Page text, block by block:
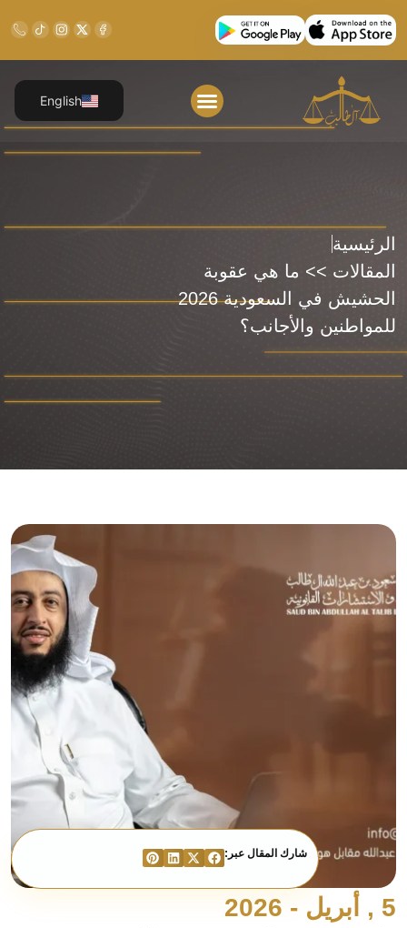
English
الرئيسية
المقالات >> ما هي عقوبة
الحشيش في السعودية 2026
للمواطنين والأجانب؟
شارك المقال عبر:
5 , أبريل - 2026